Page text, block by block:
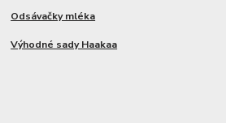
Odsávačky mléka
Výhodné sady Haakaa